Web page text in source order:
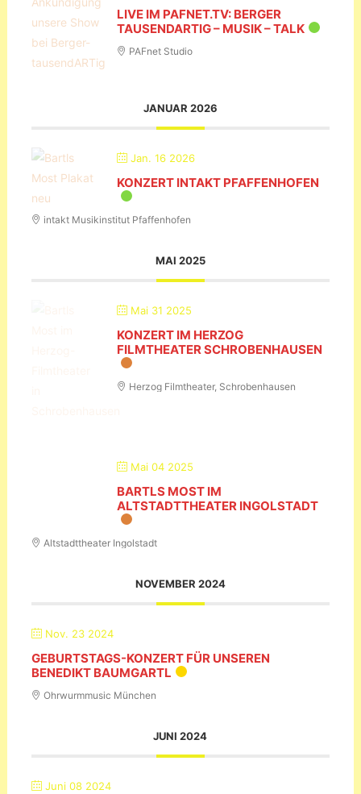
LIVE IM PAFNET.TV: BERGER
TAUSENDARTIG – MUSIK – TALK
PAFnet Studio
JANUAR 2026
Jan. 16 2026
KONZERT INTAKT PFAFFENHOFEN
intakt Musikinstitut Pfaffenhofen
MAI 2025
Mai 31 2025
KONZERT IM HERZOG
FILMTHEATER SCHROBENHAUSEN
Herzog Filmtheater, Schrobenhausen
Mai 04 2025
BARTLS MOST IM
ALTSTADTTHEATER INGOLSTADT
Altstadttheater Ingolstadt
NOVEMBER 2024
Nov. 23 2024
GEBURTSTAGS-KONZERT FÜR UNSEREN
BENEDIKT BAUMGARTL
Ohrwurmmusic München
JUNI 2024
Juni 08 2024